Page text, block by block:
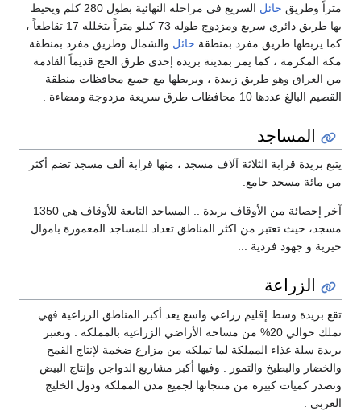
متراً وطريق حائل
السريع في مراحله النهائية بطول 280 كلم ويحيط
بها طريق دائري سريع ومزدوج طوله 73 كيلو متراً يتخلله 17 تقاطعاً ،
كما يربطها طريق مفرد بمنطقة حائل والشمال وطريق مفرد بمنطقة
مكة المكرمة ، كما يمر بمدينة بريدة إحدى طرق الحج قديماً القادمة
من العراق وهو طريق زبيدة ، ويربطها مع جميع محافظات منطقة
القصيم البالغ عددها 10 محافظات طرق سريعة مزدوجة ومضاءة .
المساجد
يتبع بريدة قرابة الثلاثة آلاف مسجد ، منها قرابة ألف مسجد تضم أكثر
من مائة مسجد جامع.
آخر إحصائة من الأوقاف بريدة .. المساجد التابعة للأوقاف هي 1350
مسجد، حيث تعتبر من اكثر المناطق تعداد للمساجد المعمورة باموال
خيرية و جهود فردية ...
الزراعة
تقع بريدة وسط إقليم زراعي واسع يعد أكبر المناطق الزراعية فهي
تملك حوالي 20% من مساحة الأراضي الزراعية بالمملكة . وتعتبر
بريدة سلة غذاء المملكة لما تملكه من مزارع ضخمة لإنتاج القمح
والخضار والبطيخ والتمور . وفيها أكبر مشاريع الدواجن وإنتاج البيض
وتصدر كميات كبيرة من منتجاتها لجميع مدن المملكة ودول الخليج
العربي .